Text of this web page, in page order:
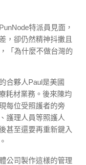
特派員見面，
，卻仍然精神抖擻且
「為什麼不做台灣的
合夥人Paul是美國
耗材業務。後來陳均
每位受照護者的旁
護理人員等照護人
甚至還要再重新鍵入
公司製作這樣的管理